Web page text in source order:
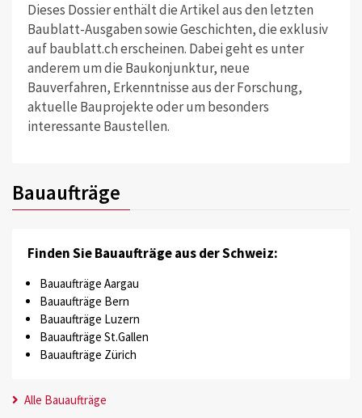
Dieses Dossier enthält die Artikel aus den letzten
Baublatt-Ausgaben sowie Geschichten, die exklusiv
auf baublatt.ch erscheinen. Dabei geht es unter
anderem um die Baukonjunktur, neue
Bauverfahren, Erkenntnisse aus der Forschung,
aktuelle Bauprojekte oder um besonders
interessante Baustellen.
Bauaufträge
Finden Sie Bauaufträge aus der Schweiz:
Bauaufträge Aargau
Bauaufträge Bern
Bauaufträge Luzern
Bauaufträge St.Gallen
Bauaufträge Zürich
Alle Bauaufträge